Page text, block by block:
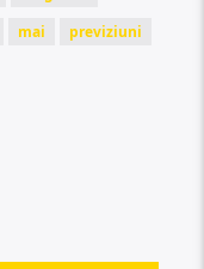
mai
previziuni